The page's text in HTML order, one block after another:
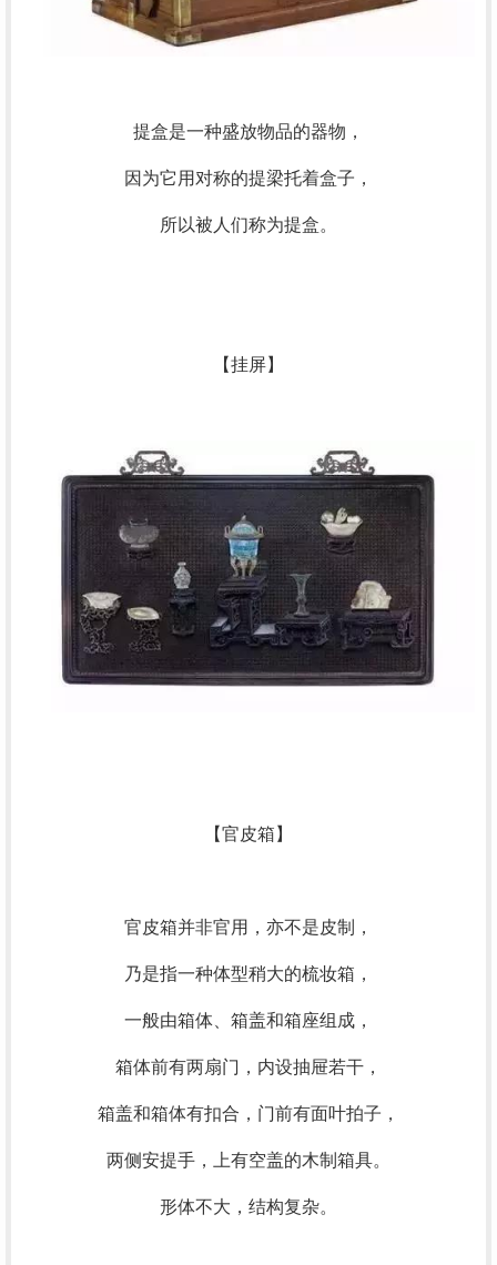
提盒是一种盛放物品的器物，
因为它用对称的提梁托着盒子，
所以被人们称为提盒。
【挂屏】
【官皮箱】
官皮箱并非官用，亦不是皮制，
乃是指一种体型稍大的梳妆箱，
一般由箱体、箱盖和箱座组成，
箱体前有两扇门，内设抽屉若干，
箱盖和箱体有扣合，门前有面叶拍子，
两侧安提手，上有空盖的木制箱具。
形体不大，结构复杂。